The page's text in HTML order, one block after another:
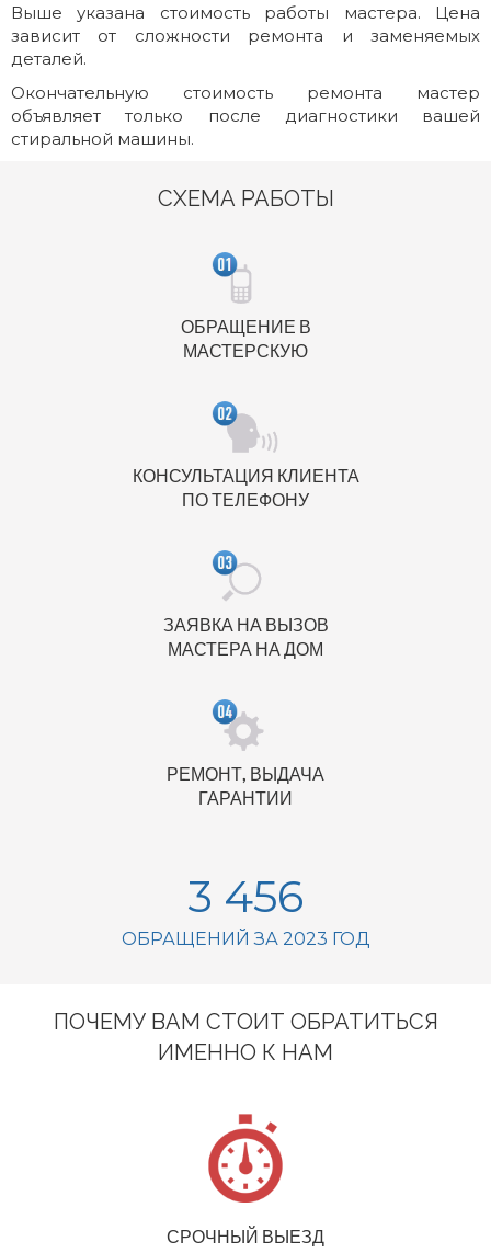
Выше указана стоимость работы мастера. Цена
зависит от сложности ремонта и заменяемых
деталей.
Окончательную стоимость ремонта мастер
объявляет только после диагностики вашей
стиральной машины.
СХЕМА РАБОТЫ
ОБРАЩЕНИЕ В
МАСТЕРСКУЮ
КОНСУЛЬТАЦИЯ КЛИЕНТА
ПО ТЕЛЕФОНУ
ЗАЯВКА НА ВЫЗОВ
МАСТЕРА НА ДОМ
РЕМОНТ, ВЫДАЧА
ГАРАНТИИ
3 456
ОБРАЩЕНИЙ ЗА 2023 ГОД
ПОЧЕМУ ВАМ СТОИТ ОБРАТИТЬСЯ
ИМЕННО К НАМ
СРОЧНЫЙ ВЫЕЗД